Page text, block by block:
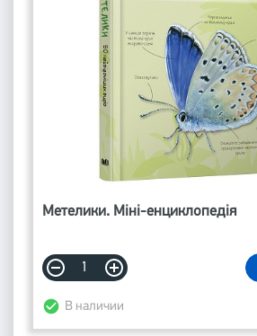
Метелики. Міні-енциклопедія
В наличии